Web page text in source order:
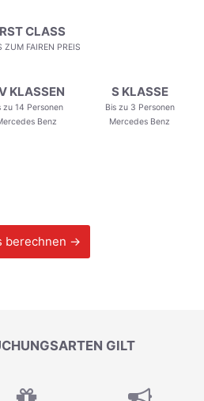
CLASS
ZUM FAIREN PREIS
KLASSEN
zu 14 Personen
Benz
S KLASSE
Bis zu 3 Personen
Mercedes Benz
berechnen →
GILT